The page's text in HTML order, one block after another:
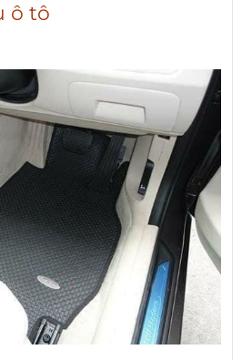
ô tô